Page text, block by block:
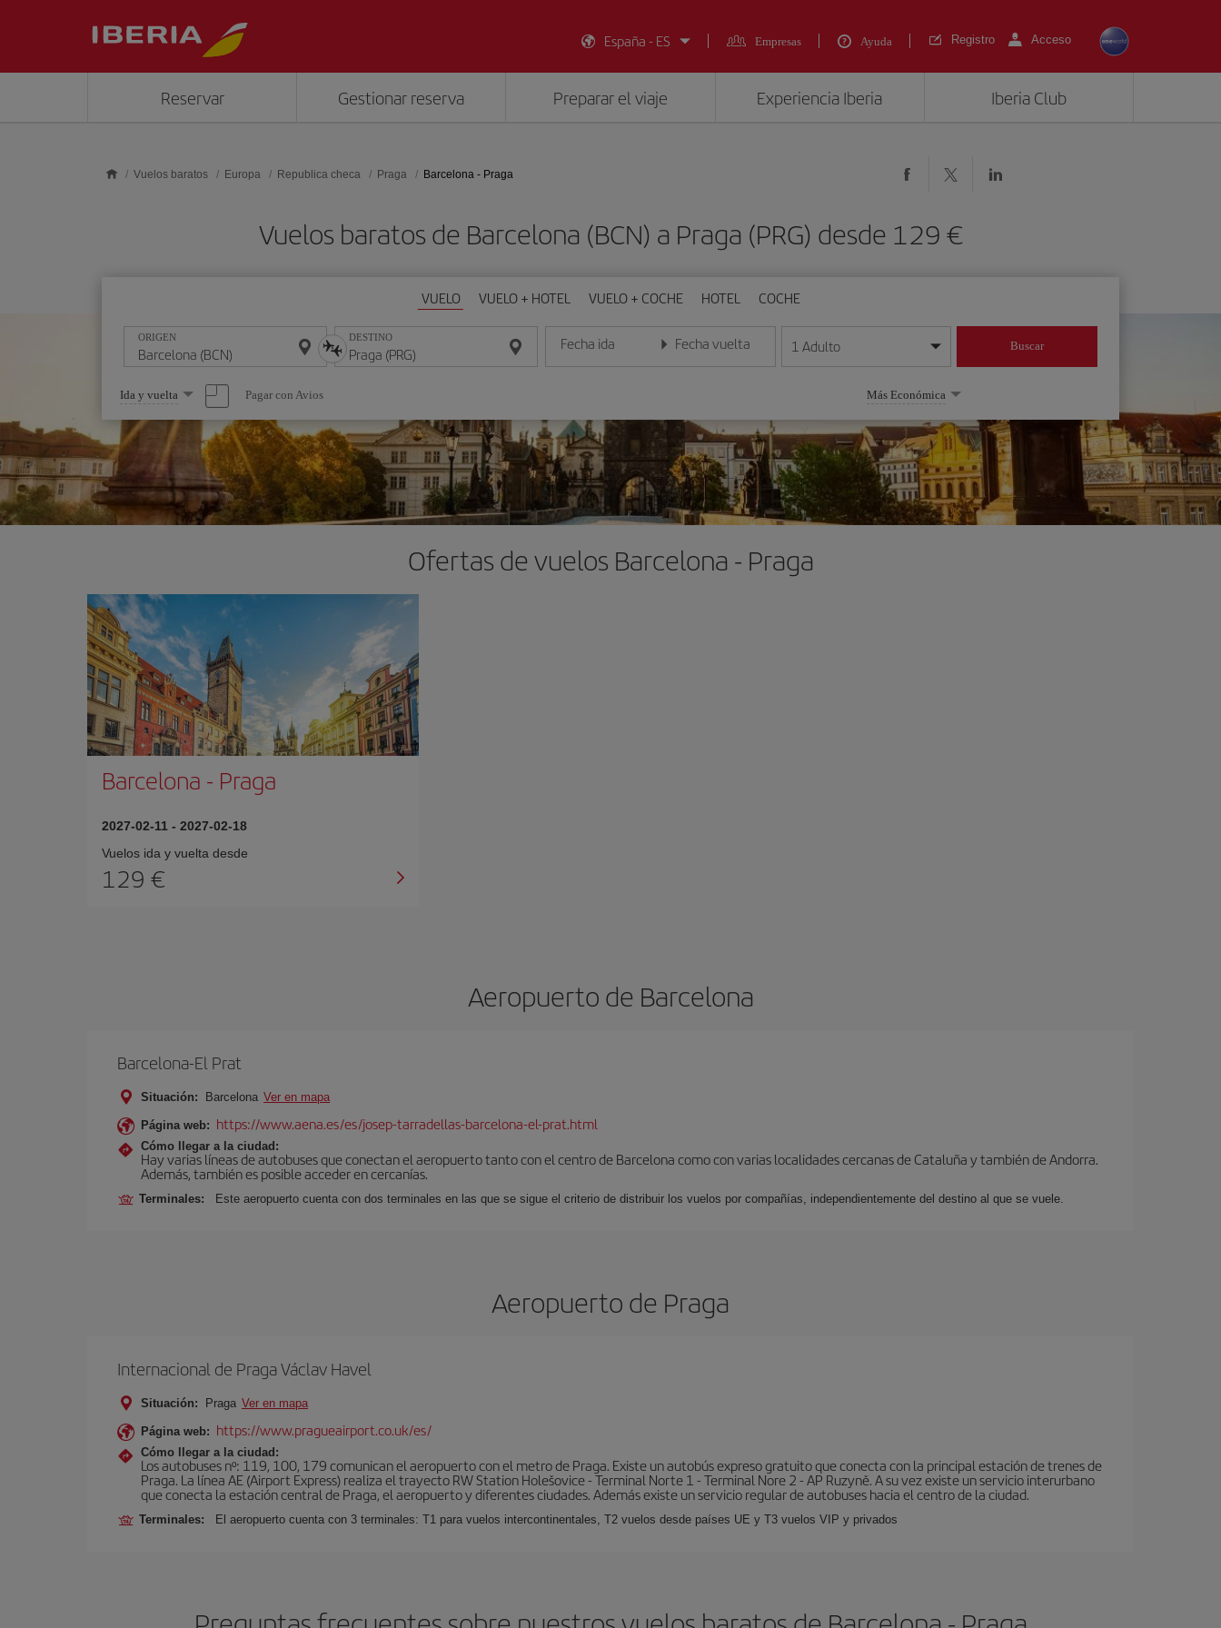
España - ES
Empresas Ayuda Registro Acceso
Reservar Gestionar reserva Preparar el viaje Experiencia Iberia Iberia Club
Vuelos baratos Europa Republica checa Praga Barcelona - Praga
Vuelos baratos de Barcelona (BCN) a Praga (PRG) desde 129 €
VUELO VUELO + HOTEL VUELO + COCHE HOTEL COCHE
ORIGEN DESTINO Fecha ida
Introduce la fecha en formato día/mes/año
Fecha vuelta
Introduce la fecha en formato día/mes/año
1 Adulto Buscar
Seleccione
una
opción
Ida y vuelta Pagar con Avios Más Económica
Ofertas de vuelos Barcelona - Praga
Barcelona - Praga
2027-02-11 - 2027-02-18
Vuelos ida y vuelta desde
129 €
Aeropuerto de Barcelona
Barcelona-El Prat
Situación: Barcelona Ver en mapa
Página web: https://www.aena.es/es/josep-tarradellas-barcelona-el-prat.html
Cómo llegar a la ciudad:
Hay varias líneas de autobuses que conectan el aeropuerto tanto con el centro de Barcelona como con varias localidades cercanas de Cataluña y también de Andorra.
Además, también es posible acceder en cercanías.
Terminales: Este aeropuerto cuenta con dos terminales en las que se sigue el criterio de distribuir los vuelos por compañías, independientemente del destino al que se vuele.
Aeropuerto de Praga
Internacional de Praga Václav Havel
Situación: Praga Ver en mapa
Página web: https://www.pragueairport.co.uk/es/
Cómo llegar a la ciudad:
Los autobuses nº: 119, 100, 179 comunican el aeropuerto con el metro de Praga. Existe un autobús expreso gratuito que conecta con la principal estación de trenes de
Praga. La línea AE (Airport Express) realiza el trayecto RW Station Holešovice - Terminal Norte 1 - Terminal Nore 2 - AP Ruzyně. A su vez existe un servicio interurbano
que conecta la estación central de Praga, el aeropuerto y diferentes ciudades. Además existe un servicio regular de autobuses hacia el centro de la ciudad.
Terminales: El aeropuerto cuenta con 3 terminales: T1 para vuelos intercontinentales, T2 vuelos desde países UE y T3 vuelos VIP y privados